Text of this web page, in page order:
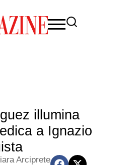
illumina
a Ignazio
Arciprete